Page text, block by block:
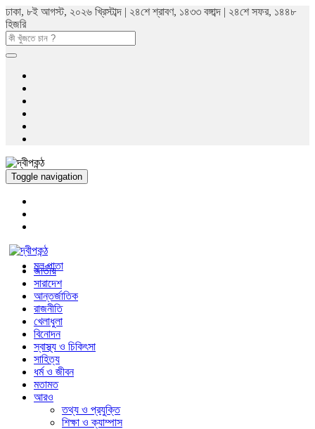
ঢাকা, ৮ই আগস্ট, ২০২৬ খ্রিস্টাব্দ | ২৪শে শ্রাবণ, ১৪৩৩ বঙ্গাব্দ | ২৪শে সফর, ১৪৪৮
হিজরি
Toggle navigation
মুল পাতা
জাতীয়
সারাদেশ
আন্তর্জাতিক
রাজনীতি
খেলাধুলা
বিনোদন
স্বাস্থ্য ও চিকিৎসা
সাহিত্য
ধর্ম ও জীবন
মতামত
আরও
তথ্য ও প্রযুক্তি
শিক্ষা ও ক্যাম্পাস